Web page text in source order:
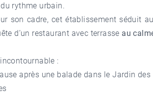
rythme urbain.
son cadre, cet établissement séduit
d’un restaurant avec terrasse au
:
après une balade dans le Jardin des